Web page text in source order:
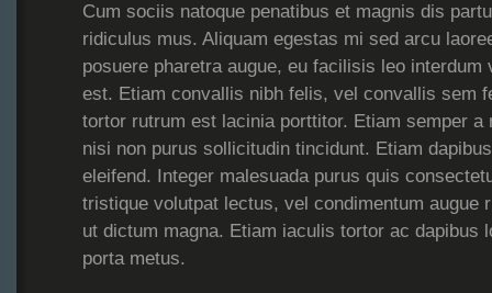
Cum sociis natoque penatibus et magnis dis
ridiculus mus. Aliquam egestas mi sed arcu
posuere pharetra augue, eu facilisis leo interdum
est. Etiam convallis nibh felis, vel convallis sem
tortor rutrum est lacinia porttitor. Etiam semper a
nisi non purus sollicitudin tincidunt. Etiam
eleifend. Integer malesuada purus quis
tristique volutpat lectus, vel condimentum augue
ut dictum magna. Etiam iaculis tortor ac dapibus
porta metus.